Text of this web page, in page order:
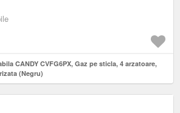
CANDY CVFG6PX, Gaz pe sticla, 4 arzatoare,
(Negru)